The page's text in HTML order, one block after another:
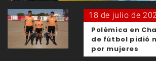
18 de julio de
Polémica en
de fútbol pidió
por mujeres